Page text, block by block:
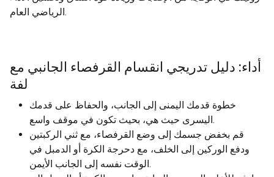
الرياضي العام.
أداء: دليل تدريجي انقسام القرفصاء الجانبي مع
لفة
خطوة قدمك اليمنى إلى الجانب، والحفاظ على قدمك
اليسرى حيث هي، بحيث تكون في موقف واسع.
قم بخفض جسمك إلى وضع القرفصاء، مع ثني الركبتين
ودفع الوركين إلى الخلف، مع دحرجة الكرة أو الدمبل في
الوقت نفسه إلى الجانب الأيمن.